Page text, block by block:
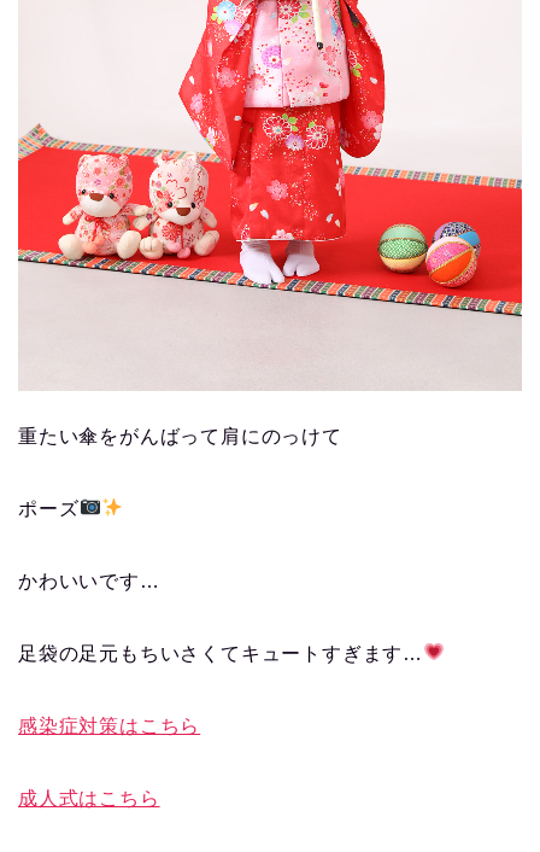
重たい傘をがんばって肩にのっけて
ポーズ
かわいいです…
足袋の足元もちいさくてキュートすぎます…
感染症対策はこちら
成人式はこちら